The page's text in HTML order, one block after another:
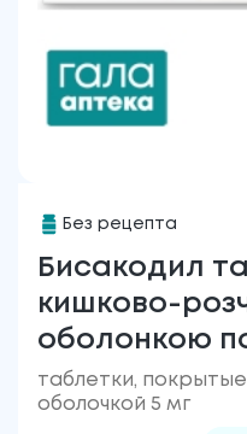
Без рецепта
Бисакодил
кишково-
оболонкою
таблетки,
оболочкой 5 мг